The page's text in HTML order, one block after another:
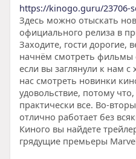
https://kinogo.guru/23706-
Здесь можно отыскать
официального релиза в
Заходите, гости дорогие,
начнём смотреть фильмы
если вы заглянули к нам
нас смотреть новинки
удовольствие, потому
практически все. Во-
отлично работает без
Киного вы найдете
грядущие премьеры